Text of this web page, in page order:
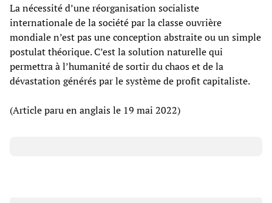
La nécessité d’une réorganisation socialiste
internationale de la société par la classe ouvrière
mondiale n’est pas une conception abstraite ou un simple
postulat théorique. C’est la solution naturelle qui
permettra à l’humanité de sortir du chaos et de la
dévastation générés par le système de profit capitaliste.
(Article paru en anglais le 19 mai 2022)